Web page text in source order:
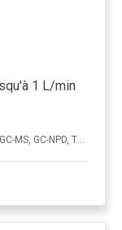
1 L/min
GC-NPD, TGA, TOC